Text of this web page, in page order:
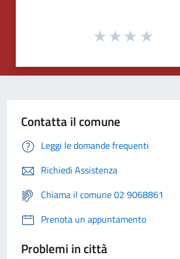
Contatta il comune
Leggi le domande frequenti
Richiedi Assistenza
Chiama il comune 02 9068861
Prenota un appuntamento
Problemi in città